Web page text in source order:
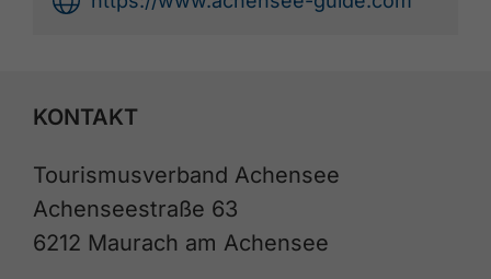
KONTAKT
Tourismusverband Achensee
Achenseestraße 63
6212 Maurach am Achensee